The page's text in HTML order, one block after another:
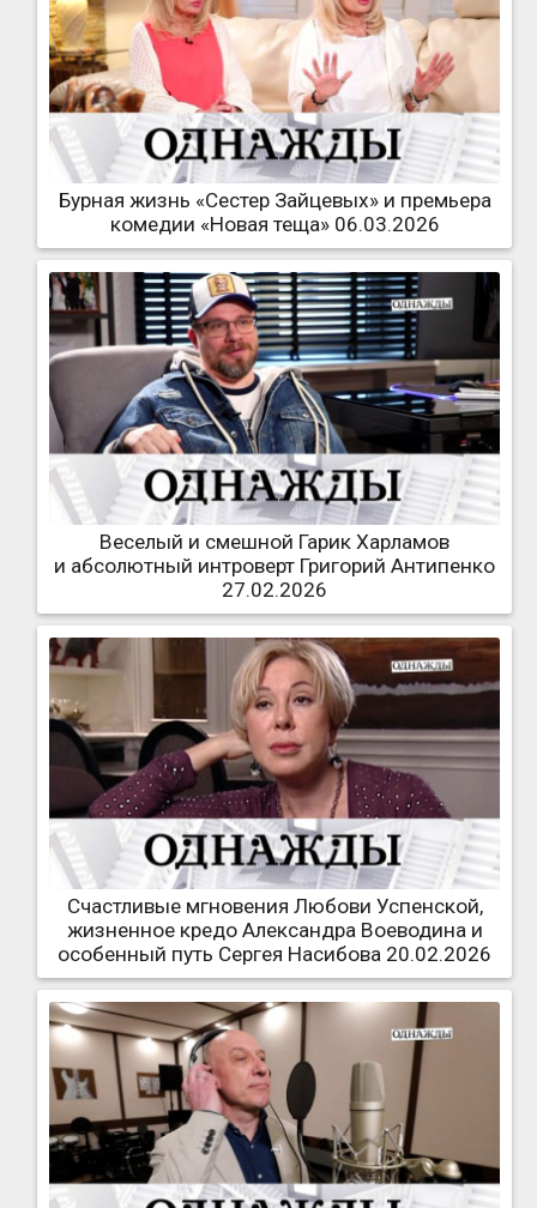
Бурная жизнь «Сестер Зайцевых» и премьера
комедии «Новая теща» 06.03.2026
Веселый и смешной Гарик Харламов
и абсолютный интроверт Григорий Антипенко
27.02.2026
Счастливые мгновения Любови Успенской,
жизненное кредо Александра Воеводина и
особенный путь Сергея Насибова 20.02.2026